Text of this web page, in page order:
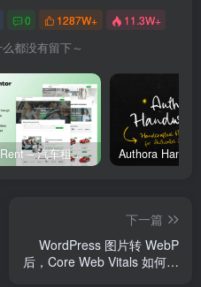
0 1287W+ 11.3W+
都没有留下～
AutoRent – 汽车租赁服务 Elementor 模板套件
下一篇
WordPress 图片转 WebP
后，Core Web Vitals 如何真